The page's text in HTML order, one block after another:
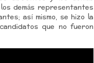
demás representantes
así mismo, se hizo la
que no fueron